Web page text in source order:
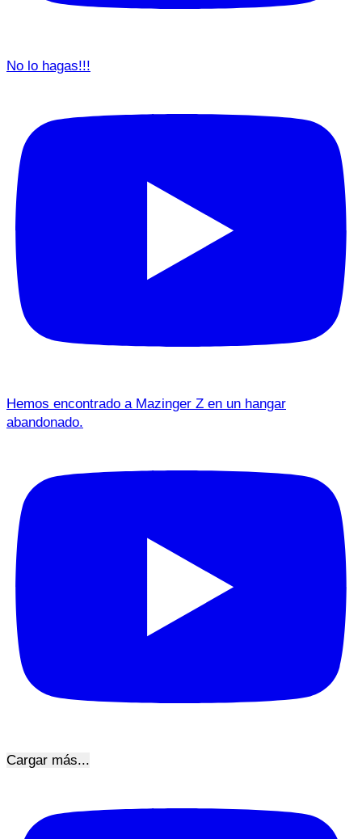
No lo hagas!!!
Hemos encontrado a Mazinger Z en un hangar
abandonado.
Cargar más...